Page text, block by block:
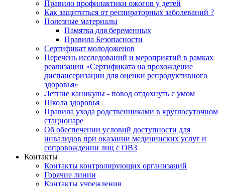
Правило профилактики ожогов у детей
Как защититься от респираторных заболеваний ?
Полезные материалы
Памятка для беременных
Правила Безопасности
Сертификат молодоженов
Перечень исследований и мероприятий в рамках
реализации «Сертификата на прохождение
диспансеризации для оценки репродуктивного
здоровья»
Летние каникулы - повод отдохнуть с умом
Школа здоровья
Правила ухода родственниками в круглосуточном
стационаре
Об обеспечении условий доступности для
инвалидов при оказании медицинских услуг и
сопровождении лиц с ОВЗ
Контакты
Контакты контролирующих организаций
Горячие линии
Контакты учреждения